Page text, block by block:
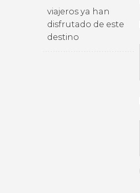
viajeros ya han
disfrutado de este
destino